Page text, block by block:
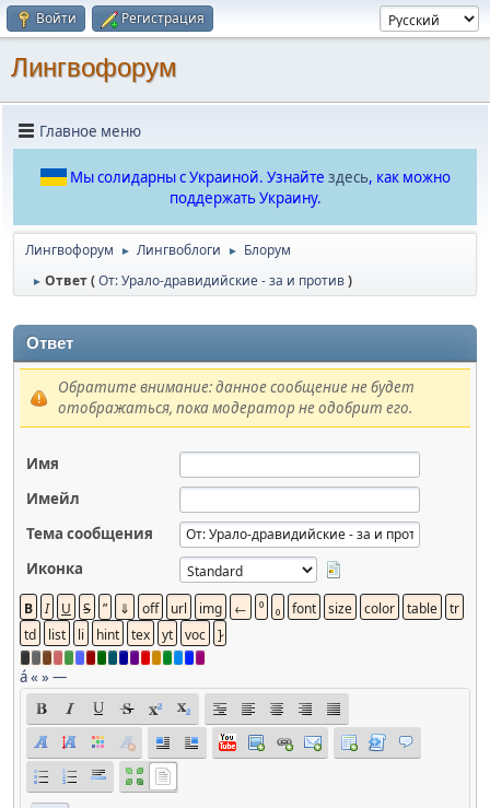
Войти Регистрация
Лингвофорум
Главное меню
Мы солидарны с Украиной. Узнайте здесь, как можно
поддержать Украину.
Лингвофорум ► Лингвоблоги ► Блорум
► Ответ (От: Урало-дравидийские - за и против)
Ответ
Обратите внимание: данное сообщение не будет
отображаться, пока модератор не одобрит его.
Имя
Имейл
Тема сообщения
Иконка
á« »—